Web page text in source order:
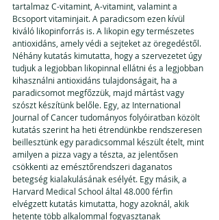
tartalmaz C-vitamint, A-vitamint, valamint a
Bcsoport vitaminjait. A paradicsom ezen kívül
kiváló likopinforrás is. A likopin egy természetes
antioxidáns, amely védi a sejteket az öregedéstől.
Néhány kutatás kimutatta, hogy a szervezetet úgy
tudjuk a legjobban likopinnal ellátni és a legjobban
kihasználni antioxidáns tulajdonságait, ha a
paradicsomot megfőzzük, majd mártást vagy
szószt készítünk belőle. Egy, az International
Journal of Cancer tudományos folyóiratban közölt
kutatás szerint ha heti étrendünkbe rendszeresen
beillesztünk egy paradicsommal készült ételt, mint
amilyen a pizza vagy a tészta, az jelentősen
csökkenti az emésztőrendszeri daganatos
betegség kialakulásának esélyét. Egy másik, a
Harvard Medical School által 48.000 férfin
elvégzett kutatás kimutatta, hogy azoknál, akik
hetente több alkalommal fogyasztanak